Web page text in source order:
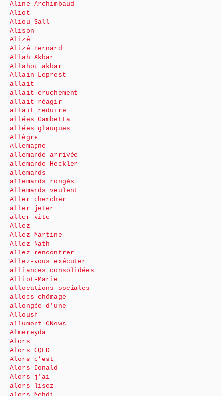
Aline Archimbaud
Aliot
Aliou Sall
Alison
Alizé
Alizé Bernard
Allah Akbar
Allahou akbar
Allain Leprest
allait
allait cruchement
allait réagir
allait réduire
allées Gambetta
allées glauques
Allègre
Allemagne
allemande arrivée
allemande Heckler
allemands
allemands rongés
Allemands veulent
Aller chercher
aller jeter
aller vite
Allez
Allez Martine
Allez Nath
allez rencontrer
Allez-vous exécuter
alliances consolidées
Alliot-Marie
allocations sociales
allocs chômage
allongée d’une
Alloush
allument CNews
Almereyda
Alors
Alors CQFD
Alors c’est
Alors Donald
Alors j’ai
alors lisez